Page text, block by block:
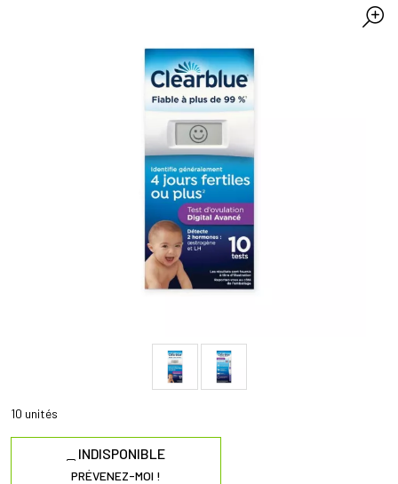
10 unités
INDISPONIBLE
PRÉVENEZ-MOI !